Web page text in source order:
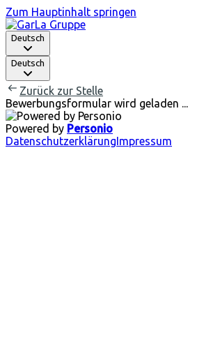
Zum Hauptinhalt springen
Deutsch
Deutsch
Zurück zur Stelle
Bewerbungsformular wird geladen ...
Powered by Personio
DatenschutzerklärungImpressum